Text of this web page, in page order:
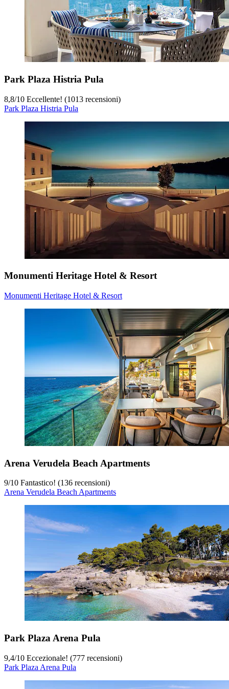
Park Plaza Histria Pula
8,8/10 Eccellente! (1013 recensioni)
Park Plaza Histria Pula
Monumenti Heritage Hotel & Resort
Monumenti Heritage Hotel & Resort
Arena Verudela Beach Apartments
9/10 Fantastico! (136 recensioni)
Arena Verudela Beach Apartments
Park Plaza Arena Pula
9,4/10 Eccezionale! (777 recensioni)
Park Plaza Arena Pula